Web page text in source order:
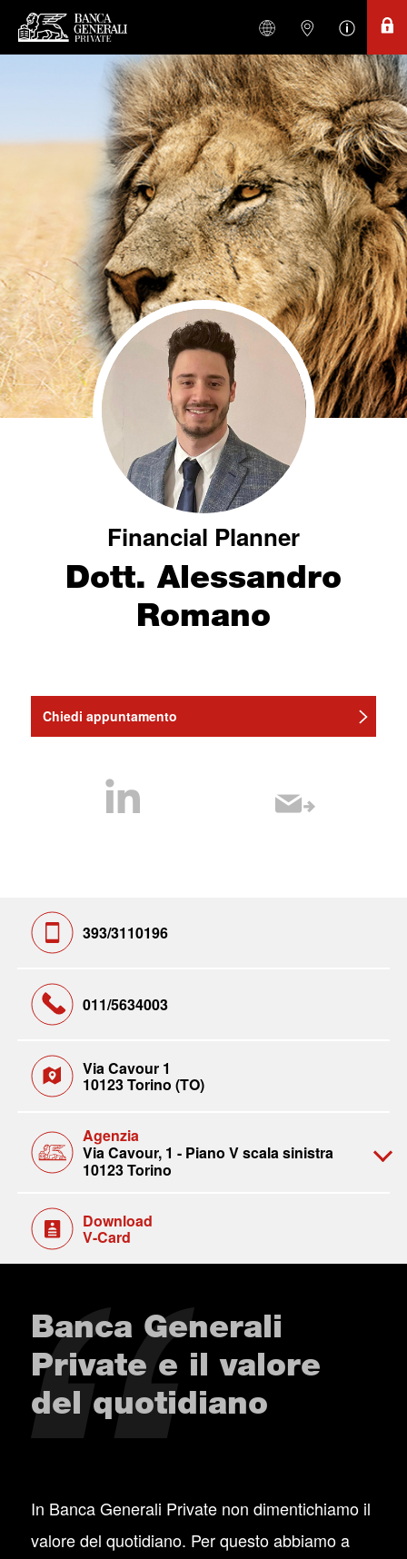
Financial Planner
Dott. Alessandro
Romano
Chiedi appuntamento
393/3110196
011/5634003
Via Cavour 1
10123 Torino (TO)
Agenzia
Via Cavour, 1 - Piano V scala sinistra
10123 Torino
Download
V-Card
Banca Generali
Private e il valore
del quotidiano
In Banca Generali Private non dimentichiamo il
valore del quotidiano. Per questo abbiamo a